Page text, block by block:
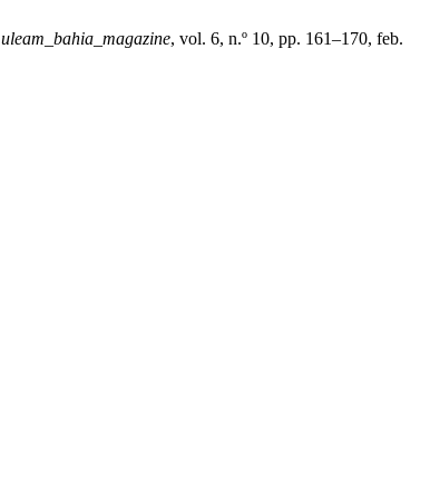
uleam_bahia_magazine, vol. 6, n.º 10, pp. 161–170, feb.